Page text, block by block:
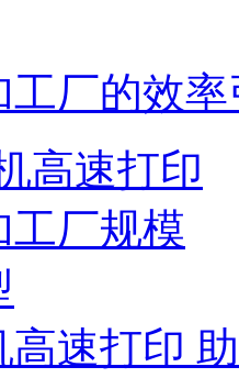
工厂的效
高速打印